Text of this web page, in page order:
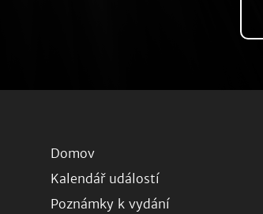
Domov
Kalendář událostí
Poznámky k vydání